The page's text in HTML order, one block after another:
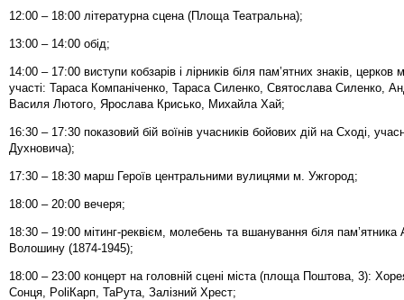
12:00 – 18:00 літературна сцена (Площа Театральна);
13:00 – 14:00 обід;
14:00 – 17:00 виступи кобзарів і лірників біля пам’ятних знаків,
участі: Тараса Компаніченко, Тараса Силенко, Святослава Силенко,
Василя Лютого, Ярослава Крисько, Михайла Хай;
16:30 – 17:30 показовий бій воїнів учасників бойових дій на Сході,
Духновича);
17:30 – 18:30 марш Героїв центральними вулицями м. Ужгород;
18:00 – 20:00 вечеря;
18:30 – 19:00 мітинг-реквієм, молебень та вшанування біля пам’ятника
Волошину (1874-1945);
18:00 – 23:00 концерт на головній сцені міста (площа Поштова, 3):
Сонця, PoliКарп, ТаРута, Залізний Хрест;